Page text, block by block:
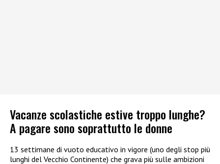
Vacanze scolastiche estive troppo lunghe?
A pagare sono soprattutto le donne
13 settimane di vuoto educativo in vigore (uno degli stop più
lunghi del Vecchio Continente) che grava più sulle ambizioni